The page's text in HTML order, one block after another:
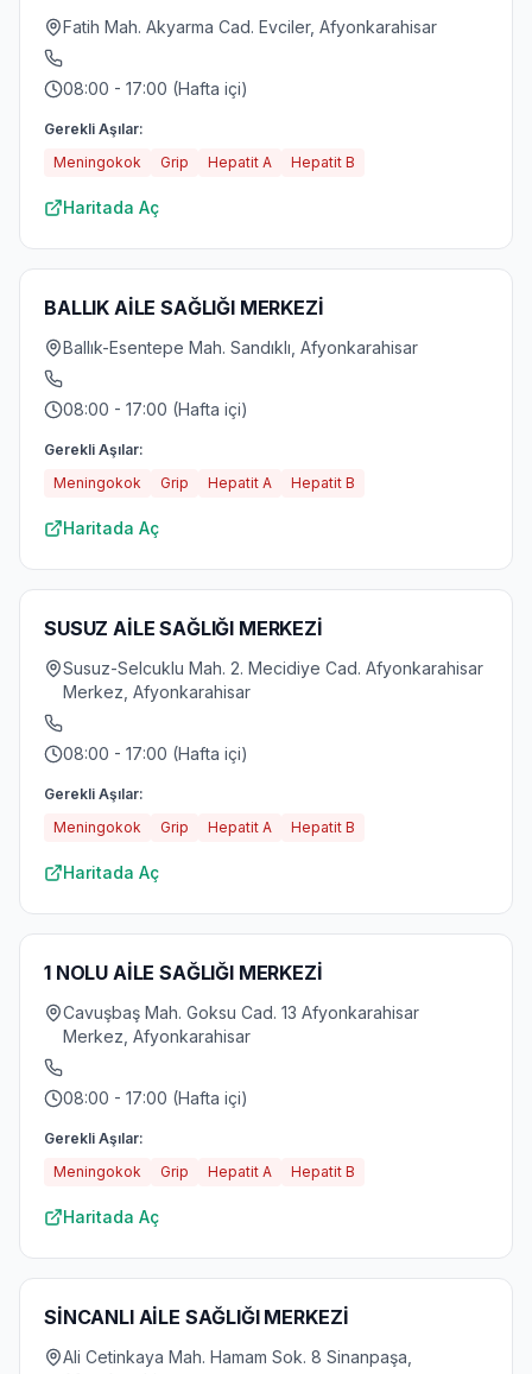
Fatih Mah. Akyarma Cad. Evciler, Afyonkarahisar
08:00 - 17:00 (Hafta içi)
Gerekli Aşılar:
Meningokok
Grip Hepatit A Hepatit B
Haritada Aç
BALLIK AİLE SAĞLIĞI MERKEZİ
Ballık-Esentepe Mah. Sandıklı, Afyonkarahisar
08:00 - 17:00 (Hafta içi)
Gerekli Aşılar:
Meningokok
Grip Hepatit A Hepatit B
Haritada Aç
SUSUZ AİLE SAĞLIĞI MERKEZİ
Susuz-Selcuklu Mah. 2. Mecidiye Cad. Afyonkarahisar
Merkez, Afyonkarahisar
08:00 - 17:00 (Hafta içi)
Gerekli Aşılar:
Meningokok
Grip Hepatit A Hepatit B
Haritada Aç
1 NOLU AİLE SAĞLIĞI MERKEZİ
Cavuşbaş Mah. Goksu Cad. 13 Afyonkarahisar
Merkez, Afyonkarahisar
08:00 - 17:00 (Hafta içi)
Gerekli Aşılar:
Meningokok
Grip Hepatit A Hepatit B
Haritada Aç
SİNCANLI AİLE SAĞLIĞI MERKEZİ
Ali Cetinkaya Mah. Hamam Sok. 8 Sinanpaşa,